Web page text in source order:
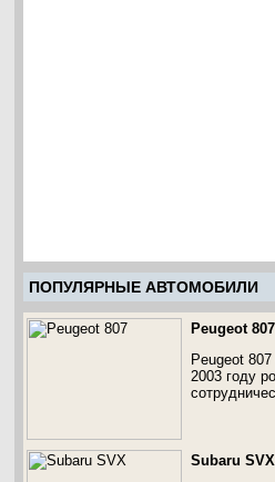
ПОПУЛЯРНЫЕ АВТОМОБИЛИ
Peugeot 807
Peugeot
2003 году
Subaru SVX